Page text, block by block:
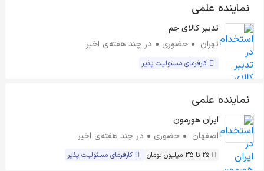
نماینده علمی
تدبیر کالای جم
تهران
حضوری در چند هفته‌ی اخیر
کارفرمای مسئولیت پذیر
نماینده علمی
ایران هورمون
اصفهان
حضوری در چند هفته‌ی اخیر
25 تا 35 میلیون تومان کارفرمای مسئولیت پذیر